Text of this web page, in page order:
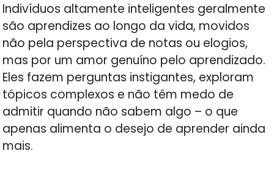
Indivíduos altamente inteligentes geralmente
são aprendizes ao longo da vida, movidos
não pela perspectiva de notas ou elogios,
mas por um amor genuíno pelo aprendizado.
Eles fazem perguntas instigantes, exploram
tópicos complexos e não têm medo de
admitir quando não sabem algo – o que
apenas alimenta o desejo de aprender ainda
mais.